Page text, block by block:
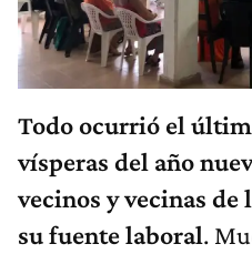
Todo ocurrió el
vísperas del año
vecinos y vecinas
su fuente laboral.